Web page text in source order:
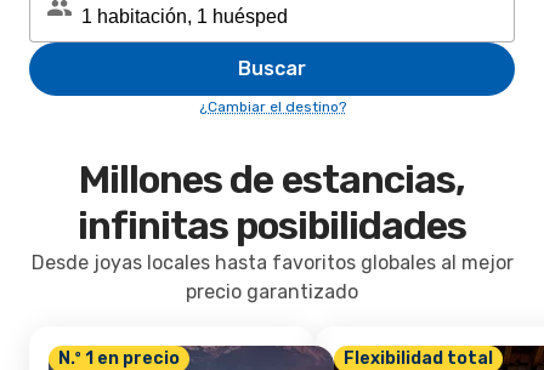
Buscar
¿Cambiar el destino?
Millones de estancias,
infinitas posibilidades
Desde joyas locales hasta favoritos globales al mejor
precio garantizado
N.º 1 en precio Flexibilidad total